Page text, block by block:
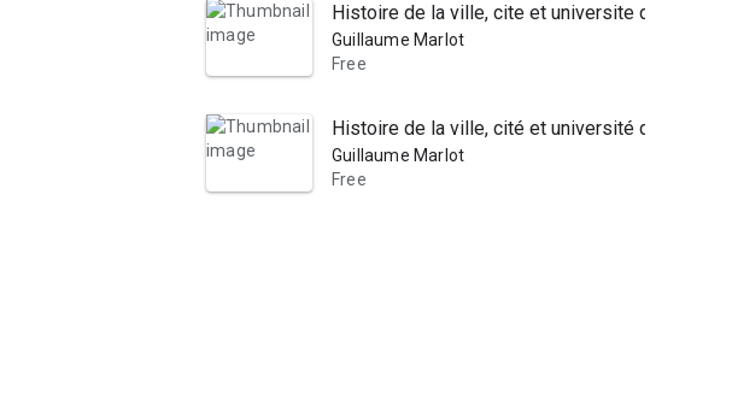
Histoire de la ville, cite et universite de Reims
Guillaume Marlot
Free
Histoire de la ville, cité et université de Reims
Guillaume Marlot
Free